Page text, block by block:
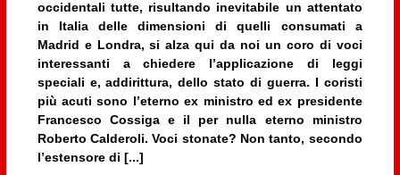
occidentali tutte, risultando inevitabile un attentato
in Italia delle dimensioni di quelli consumati a
Madrid e Londra, si alza qui da noi un coro di voci
interessanti a chiedere l’applicazione di leggi
speciali e, addirittura, dello stato di guerra. I coristi
più acuti sono l’eterno ex ministro ed ex presidente
Francesco Cossiga e il per nulla eterno ministro
Roberto Calderoli. Voci stonate? Non tanto, secondo
l’estensore di [...]